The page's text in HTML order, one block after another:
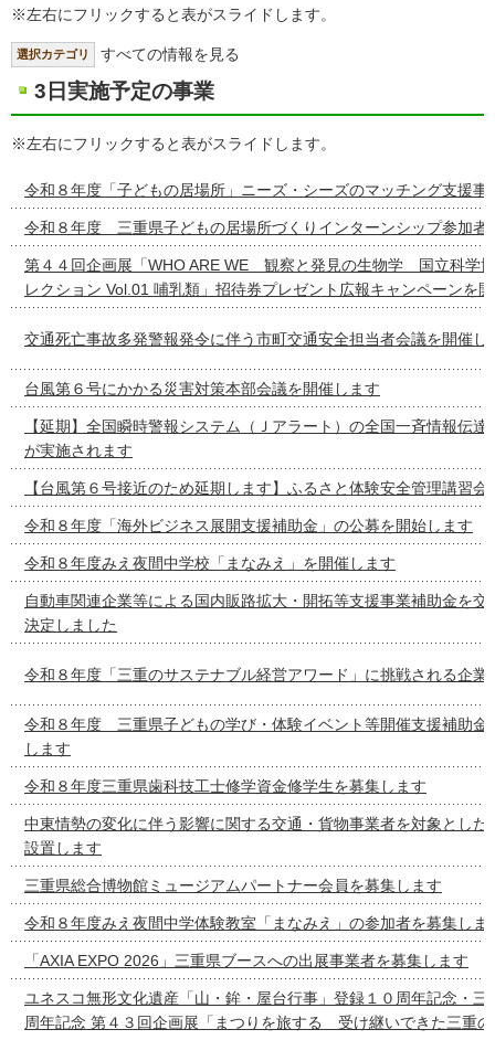
※左右にフリックすると表がスライドします。
選択カテゴリ すべての情報を見る
3日実施予定の事業
※左右にフリックすると表がスライドします。
令和８年度「子どもの居場所」ニーズ・シーズのマッチング支援事
令和８年度 三重県子どもの居場所づくりインターンシップ参加者
第４４回企画展「WHO ARE WE 観察と発見の生物学 国立科学
レクション Vol.01 哺乳類」招待券プレゼント広報キャンペーンを
交通死亡事故多発警報発令に伴う市町交通安全担当者会議を開催し
台風第６号にかかる災害対策本部会議を開催します
【延期】全国瞬時警報システム（Ｊアラート）の全国一斉情報伝
が実施されます
【台風第６号接近のため延期します】ふるさと体験安全管理講習会
令和８年度「海外ビジネス展開支援補助金」の公募を開始します
令和８年度みえ夜間中学校「まなみえ」を開催します
自動車関連企業等による国内販路拡大・開拓等支援事業補助金を交
決定しました
令和８年度「三重のサステナブル経営アワード」に挑戦される企業
令和８年度 三重県子どもの学び・体験イベント等開催支援補助金
します
令和８年度三重県歯科技工士修学資金修学生を募集します
中東情勢の変化に伴う影響に関する交通・貨物事業者を対象とした
設置します
三重県総合博物館ミュージアムパートナー会員を募集します
令和８年度みえ夜間中学体験教室「まなみえ」の参加者を募集しま
「AXIA EXPO 2026」三重県ブースへの出展事業者を募集します
ユネスコ無形文化遺産「山・鉾・屋台行事」登録１０周年記念・三
周年記念 第４３回企画展「まつりを旅する 受け継いできた三重